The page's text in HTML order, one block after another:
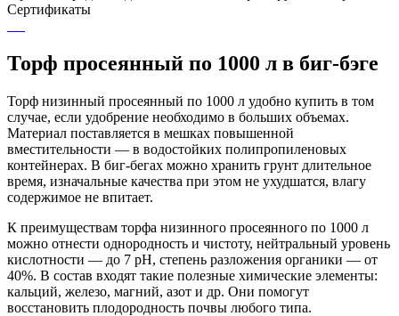
Сертификаты
Торф просеянный по 1000 л в биг-бэге
Торф низинный просеянный по 1000 л удобно купить в том
случае, если удобрение необходимо в больших объемах.
Материал поставляется в мешках повышенной
вместительности — в водостойких полипропиленовых
контейнерах. В биг-бегах можно хранить грунт длительное
время, изначальные качества при этом не ухудшатся, влагу
содержимое не впитает.
К преимуществам торфа низинного просеянного по 1000 л
можно отнести однородность и чистоту, нейтральный уровень
кислотности — до 7 pH, степень разложения органики — от
40%. В состав входят такие полезные химические элементы:
кальций, железо, магний, азот и др. Они помогут
восстановить плодородность почвы любого типа.